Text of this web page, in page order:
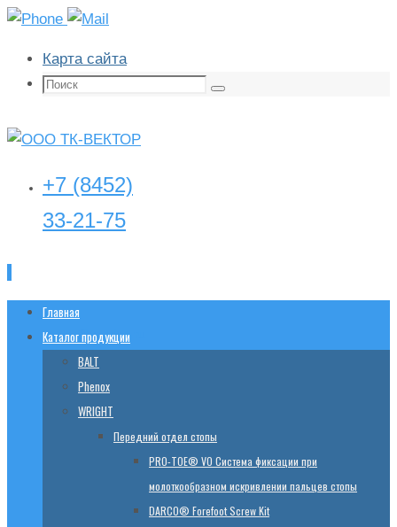
Карта сайта
Поиск:
Поиск
+7 (8452)
33-21-75
tk-
vector@yandex.ru
Перейти
содержимому
Главная
Каталог продукции
BALT
Phenox
WRIGHT
Передний отдел стопы
PRO-TOE® VO Система фиксации при
молоткообразном искривлении пальцев стопы
DARCO® Forefoot Screw Kit